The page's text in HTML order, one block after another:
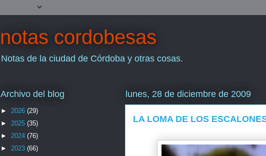
notas cordobesas
Notas de la ciudad de Córdoba y otras cosas.
lunes, 28 de diciembre de 2009
LA LOMA DE LOS
Archivo del blog
► 2026 (29)
► 2025 (35)
► 2024 (76)
► 2023 (66)